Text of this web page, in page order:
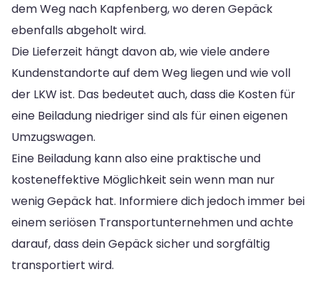
dem Weg nach Kapfenberg, wo deren Gepäck
ebenfalls abgeholt wird.
Die Lieferzeit hängt davon ab, wie viele andere
Kundenstandorte auf dem Weg liegen und wie voll
der LKW ist. Das bedeutet auch, dass die Kosten für
eine Beiladung niedriger sind als für einen eigenen
Umzugswagen.
Eine Beiladung kann also eine praktische und
kosteneffektive Möglichkeit sein wenn man nur
wenig Gepäck hat. Informiere dich jedoch immer bei
einem seriösen Transportunternehmen und achte
darauf, dass dein Gepäck sicher und sorgfältig
transportiert wird.